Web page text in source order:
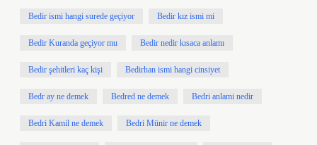
Bedir ismi hangi surede geçiyor Bedir kız ismi mi
Bedir Kuranda geçiyor mu Bedir nedir kısaca anlamı
Bedir şehitleri kaç kişi Bedirhan ismi hangi cinsiyet
Bedr ay ne demek Bedred ne demek Bedri anlami nedir
Bedri Kamil ne demek Bedri Münir ne demek